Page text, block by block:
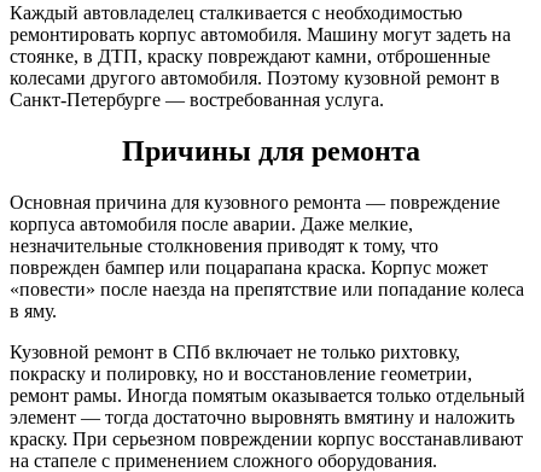
Каждый автовладелец сталкивается с необходимостью
ремонтировать корпус автомобиля. Машину могут задеть на
стоянке, в ДТП, краску повреждают камни, отброшенные
колесами другого автомобиля. Поэтому кузовной ремонт в
Санкт-Петербурге — востребованная услуга.
Причины для ремонта
Основная причина для кузовного ремонта — повреждение
корпуса автомобиля после аварии. Даже мелкие,
незначительные столкновения приводят к тому, что
поврежден бампер или поцарапана краска. Корпус может
«повести» после наезда на препятствие или попадание колеса
в яму.
Кузовной ремонт в СПб включает не только рихтовку,
покраску и полировку, но и восстановление геометрии,
ремонт рамы. Иногда помятым оказывается только отдельный
элемент — тогда достаточно выровнять вмятину и наложить
краску. При серьезном повреждении корпус восстанавливают
на стапеле с применением сложного оборудования.